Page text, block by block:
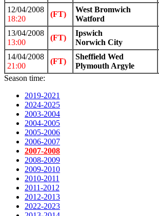
12/04/2008
18:20
(FT)
West Bromwich
Watford
13/04/2008
13:00
(FT)
Ipswich
Norwich City
14/04/2008
21:00
(FT)
Sheffield Wed
Plymouth Argyle
Season time:
2019-2021
2024-2025
2003-2004
2004-2005
2005-2006
2006-2007
2007-2008
2008-2009
2009-2010
2010-2011
2011-2012
2012-2013
2022-2023